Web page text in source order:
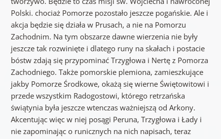
Polski. chociaż Pomorze pozostało jeszcze pogańskie. Ale i
akcja będzie się działa w Prusach, a nie na Pomorzu
Zachodnim. Na tym obszarze dawne wierzenia nie były
jeszcze tak rozwinięte i dlatego runy na skałach i postacie
bóstw zdają się przypominać Trzygłowa i Nertę z Pomorza
Zachodniego. Także pomorskie plemiona, zamieszkujące
jakby Pomorze Środkowe, okażą się wierne Świętowitowi i
przede wszystkim Radogostowi, którego retrzańska
świątynia była jeszcze wtenczas ważniejszą od Arkony.
Akcentując więc w niej posągi Peruna, Trzygłowa i Łady i
nie zapominając o runicznych na nich napisach, teraz